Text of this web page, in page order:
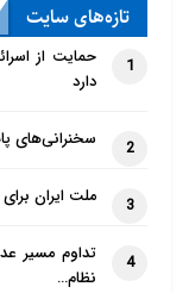
تازه‌‌های سایت
1
حمایت از
دارد
2 سخنرانی‌های
3 ملت ایران
4
تداوم مسیر
نظام…